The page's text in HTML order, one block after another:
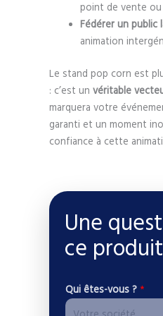
point de vente ou
Fédérer un public
animation
Le stand pop corn est
: c’est un véritable
marquera votre
garanti et un moment
confiance à cette
Une
ce
C
o
Qui êtes-vous ? *